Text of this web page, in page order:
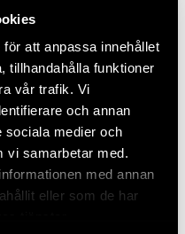
att anpassa innehållet
tillhandahålla funktioner
vår trafik. Vi
och annan
sociala medier och
vi samarbetar med.
med annan
eller som de har
HÅLSÅG HOLE
DOZER 41MM
MW49560092
Saldo:0